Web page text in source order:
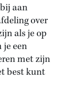
aan
over
als je op
een
met zijn
best kunt